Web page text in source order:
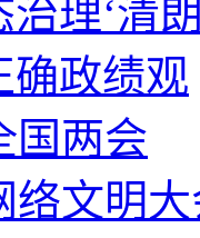
理‘清
确政绩观
国两会
络文明